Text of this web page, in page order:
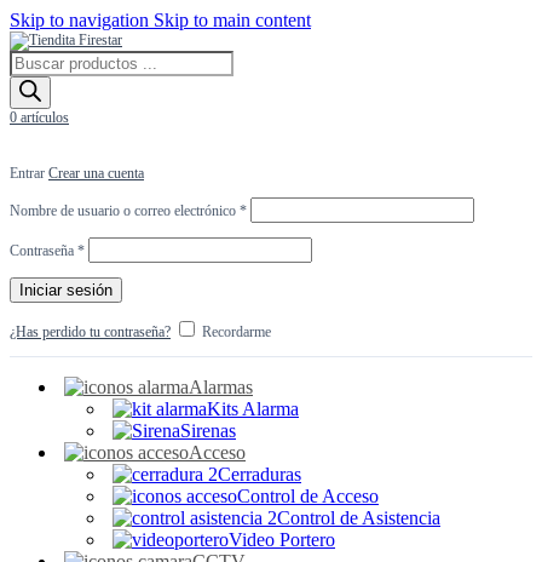
Skip to navigation Skip to main content
Búsqueda
de
productos
0 artículos
Entrar Crear una cuenta
Nombre de usuario o correo electrónico *Obligatorio
Contraseña *Obligatorio
Iniciar sesión
¿Has perdido tu contraseña? Recordarme
Alarmas
Kits Alarma
Sirenas
Acceso
Cerraduras
Control de Acceso
Control de Asistencia
Video Portero